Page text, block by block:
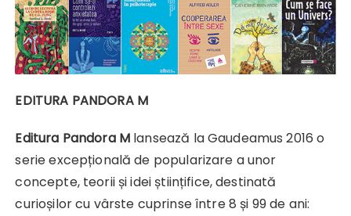
EDITURA PANDORA M
Editura Pandora M lansează la Gaudeamus 2016 o
serie excepțională de popularizare a unor
concepte, teorii și idei științifice, destinată
curioșilor cu vârste cuprinse între 8 și 99 de ani: